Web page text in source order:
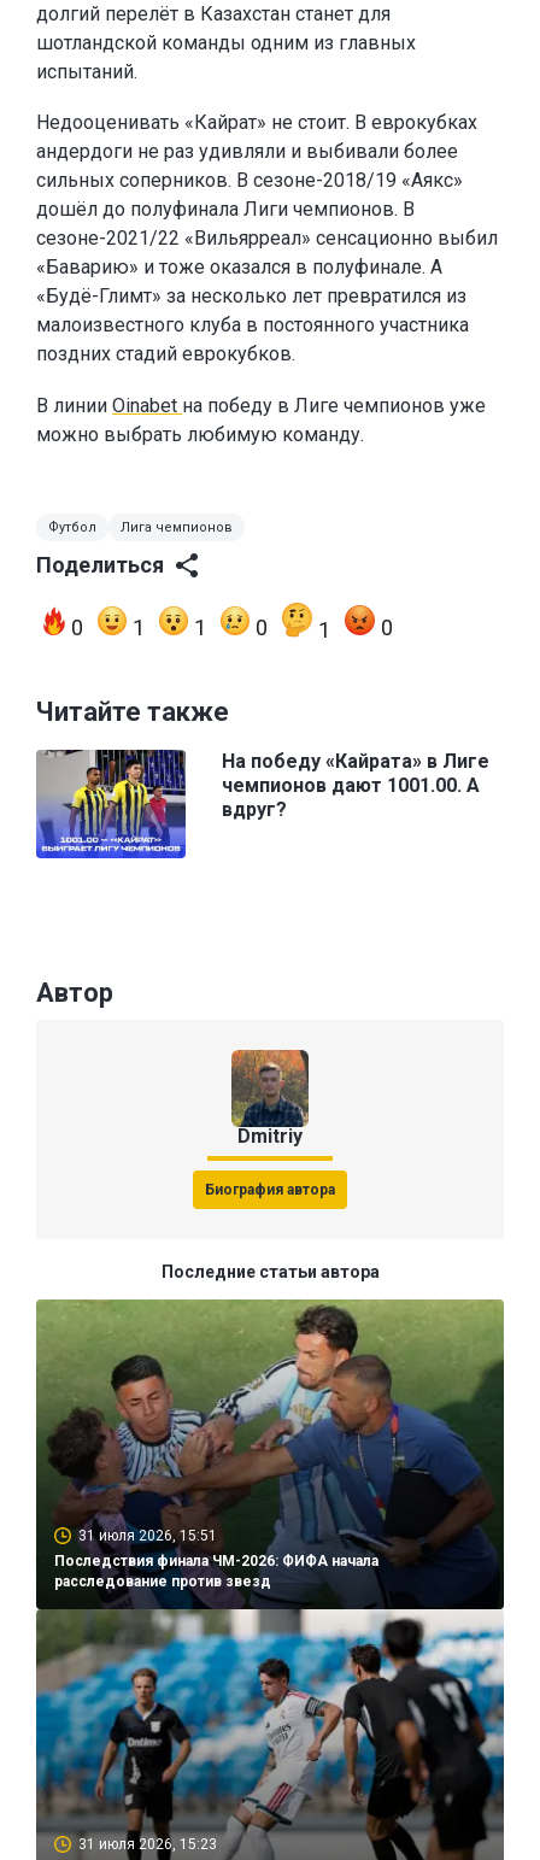
долгий перелёт в Казахстан станет для
шотландской команды одним из главных
испытаний.
Недооценивать «Кайрат» не стоит. В еврокубках
андердоги не раз удивляли и выбивали более
сильных соперников. В сезоне-2018/19 «Аякс»
дошёл до полуфинала Лиги чемпионов. В
сезоне-2021/22 «Вильярреал» сенсационно выбил
«Баварию» и тоже оказался в полуфинале. А
«Будё-Глимт» за несколько лет превратился из
малоизвестного клуба в постоянного участника
поздних стадий еврокубков.
В линии Oinabet на победу в Лиге чемпионов уже
можно выбрать любимую команду.
Футбол Лига чемпионов
Поделиться
0 1 1 0 1 0
Читайте также
На победу «Кайрата» в Лиге
чемпионов дают 1001.00. А
вдруг?
Автор
Dmitriy
Биография автора
Последние статьи автора
31 июля 2026, 15:51
Последствия финала ЧМ-2026: ФИФА начала
расследование против звезд
31 июля 2026, 15:23